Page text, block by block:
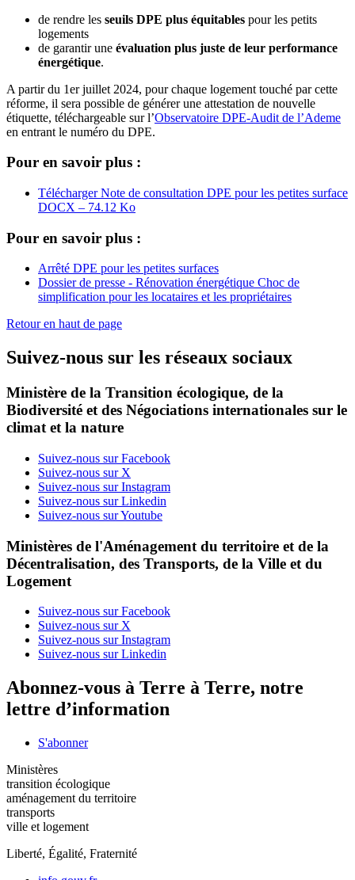
de rendre les seuils DPE plus équitables pour les petits
logements
de garantir une évaluation plus juste de leur performance
énergétique.
A partir du 1er juillet 2024, pour chaque logement touché par cette
réforme, il sera possible de générer une attestation de nouvelle
étiquette, téléchargeable sur l’Observatoire DPE-Audit de l’Ademe
en entrant le numéro du DPE.
Pour en savoir plus :
Télécharger Note de consultation DPE pour les petites surface
DOCX – 74.12 Ko
Pour en savoir plus :
Arrêté DPE pour les petites surfaces
Dossier de presse - Rénovation énergétique Choc de
simplification pour les locataires et les propriétaires
Retour en haut de page
Suivez-nous sur les réseaux sociaux
Ministère de la Transition écologique, de la
Biodiversité et des Négociations internationales sur le
climat et la nature
Suivez-nous sur Facebook
Suivez-nous sur X
Suivez-nous sur Instagram
Suivez-nous sur Linkedin
Suivez-nous sur Youtube
Ministères de l'Aménagement du territoire et de la
Décentralisation, des Transports, de la Ville et du
Logement
Suivez-nous sur Facebook
Suivez-nous sur X
Suivez-nous sur Instagram
Suivez-nous sur Linkedin
Abonnez-vous à Terre à Terre, notre
lettre d’information
S'abonner
Ministères
transition écologique
aménagement du territoire
transports
ville et logement
Liberté, Égalité, Fraternité